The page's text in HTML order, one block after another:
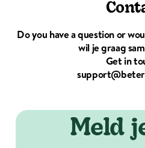
Do you have a question or
wil je graag
Get in
Meld